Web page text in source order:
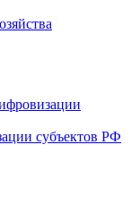
субъектов РФ